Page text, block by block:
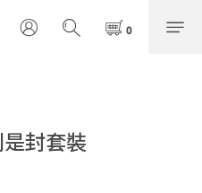
是封套裝